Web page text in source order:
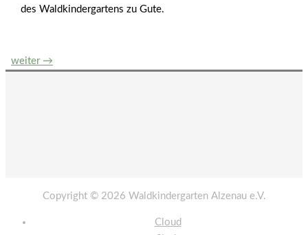
des Waldkindergartens zu Gute.
Beitrags-
weiter →
Copyright © 2026 Waldkindergarten Alzenau e.V.
Cloud